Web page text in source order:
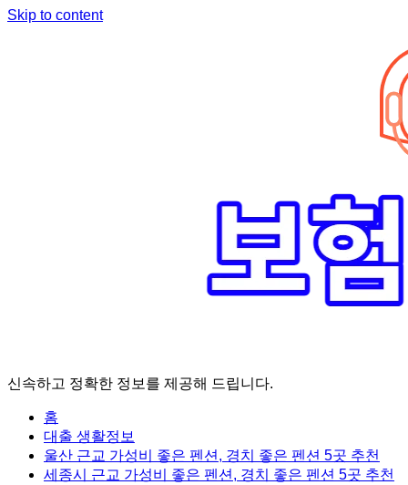
Skip to content
신속하고 정확한 정보를 제공해 드립니다.
홈
대출 생활정보
울산 근교 가성비 좋은 펜션, 경치 좋은 펜션 5곳 추천
세종시 근교 가성비 좋은 펜션, 경치 좋은 펜션 5곳 추천